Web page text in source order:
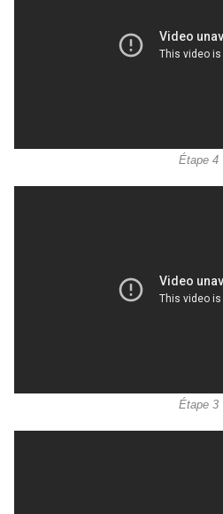
Étape 4
Étape 3